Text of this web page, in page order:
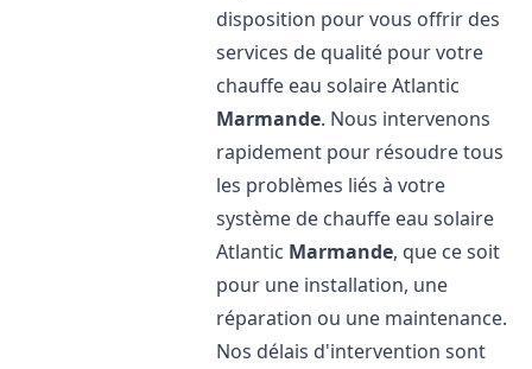
disposition pour vous offrir des
services de qualité pour votre
chauffe eau solaire Atlantic
Marmande. Nous intervenons
rapidement pour résoudre tous
les problèmes liés à votre
système de chauffe eau solaire
Atlantic Marmande, que ce soit
pour une installation, une
réparation ou une maintenance.
Nos délais d'intervention sont